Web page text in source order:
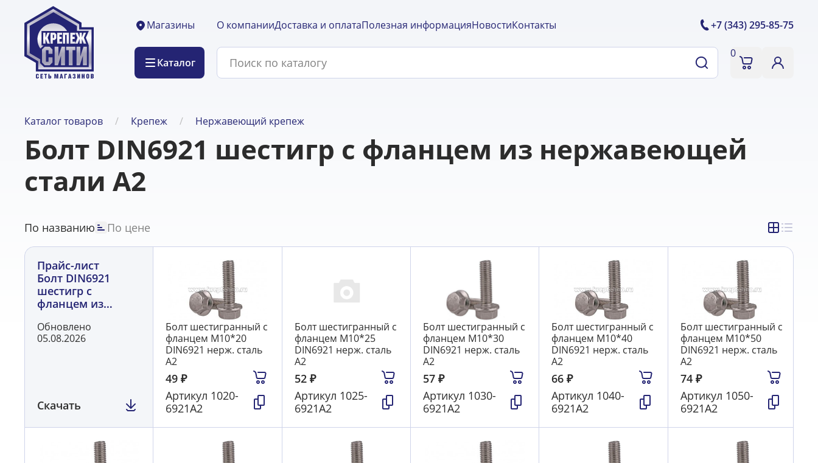
Магазины
Каталог
О компанииДоставка и оплатаПолезная информацияНовостиКонтакты +7 (343) 295-85-75
0
Каталог товаров Крепеж Нержавеющий крепеж
Болт DIN6921 шестигр с фланцем из нержавеющей
стали А2
По названию По цене
Прайс-лист
Болт DIN6921
шестигр с
фланцем из
стали А2
Обновлено
05.08.2026
Скачать
Болт шестигранный с
фланцем М10*20
DIN6921 нерж. сталь
А2
49₽
Артикул 1020-
6921А2
Болт шестигранный с
фланцем М10*25
DIN6921 нерж. сталь
А2
52 ₽
Артикул 1025-
6921А2
Болт шестигранный с
фланцем М10*30
DIN6921 нерж. сталь
А2
57 ₽
Артикул 1030-
6921А2
Болт шестигранный с
фланцем М10*40
DIN6921 нерж. сталь
А2
66₽
Артикул 1040-
6921А2
Болт шестигранный с
фланцем М10*50
DIN6921 нерж. сталь
А2
74 ₽
Артикул 1050-
6921А2